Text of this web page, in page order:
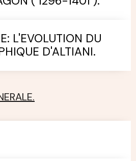
L'EVOLUTION DU
D'ALTIANI.